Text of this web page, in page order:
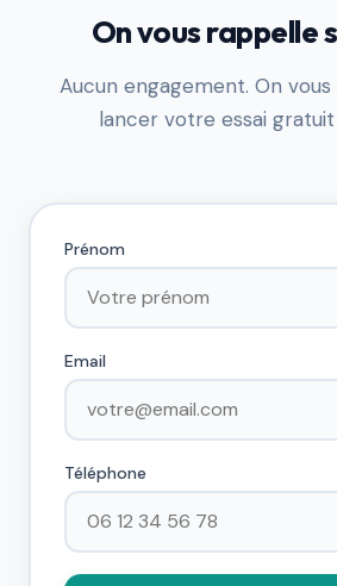
On vous rappelle
Aucun engagement. On
lancer votre essai gratuit
Prénom
Email
Téléphone